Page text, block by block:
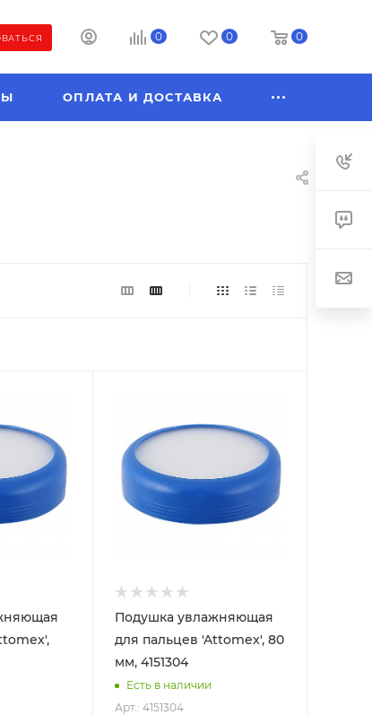
0 0 0
ОПЛАТА И ДОСТАВКА
Подушка увлажняющая
для пальцев 'Attomex', 80
мм, 4151304
Есть в наличии
Арт.: 4151304